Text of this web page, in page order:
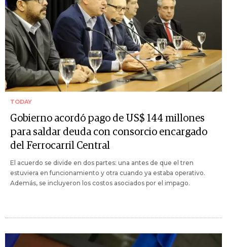
TODAY
Gobierno acordó pago de US$ 144 millones
para saldar deuda con consorcio encargado
del Ferrocarril Central
El acuerdo se divide en dos partes: una antes de que el tren
estuviera en funcionamiento y otra cuando ya estaba operativo.
Además, se incluyeron los costos asociados por el impago.